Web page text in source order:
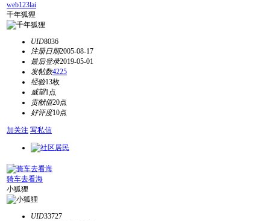
web123lai
千年狐狸
UID8036
注册日期2005-08-17
最后登录2019-05-01
发帖数4225
经验13枚
威望1点
贡献值20点
好评度10点
加关注 写私信
骑车去看海
小狐狸
UID33727